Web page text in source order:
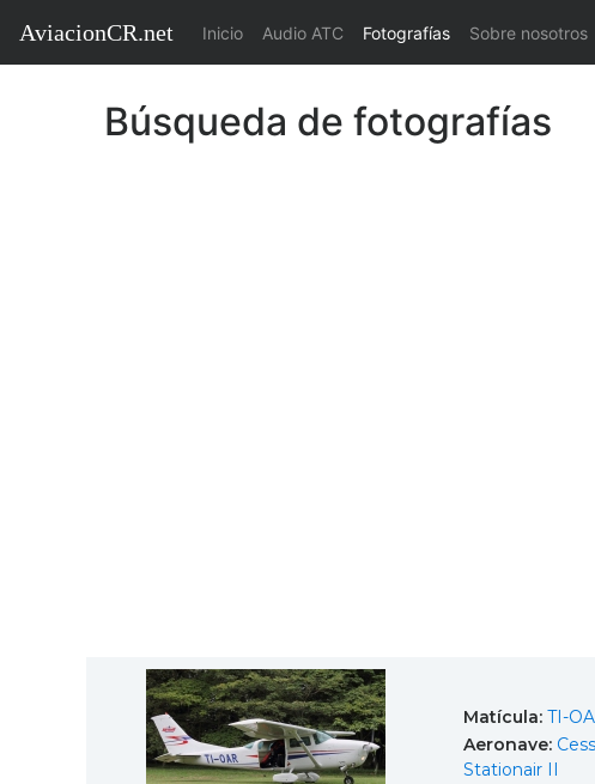
AviacionCR.net Inicio(current)
Audio ATC Fotografías Sobre nosotros
Búsqueda de fotografías
Matícula: TI-
Aeronave:
Stationair II